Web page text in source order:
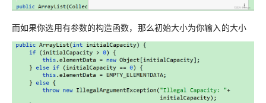
而如果你选用有参数的构造函数，那么初始大小为你输入的大小